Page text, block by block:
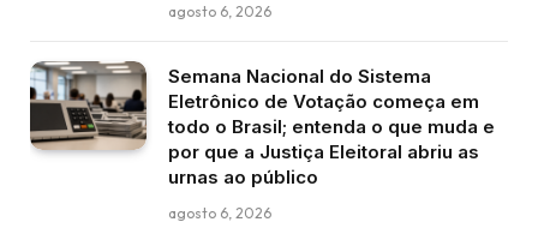
agosto 6, 2026
Semana Nacional do Sistema
Eletrônico de Votação começa em
todo o Brasil; entenda o que muda e
por que a Justiça Eleitoral abriu as
urnas ao público
agosto 6, 2026